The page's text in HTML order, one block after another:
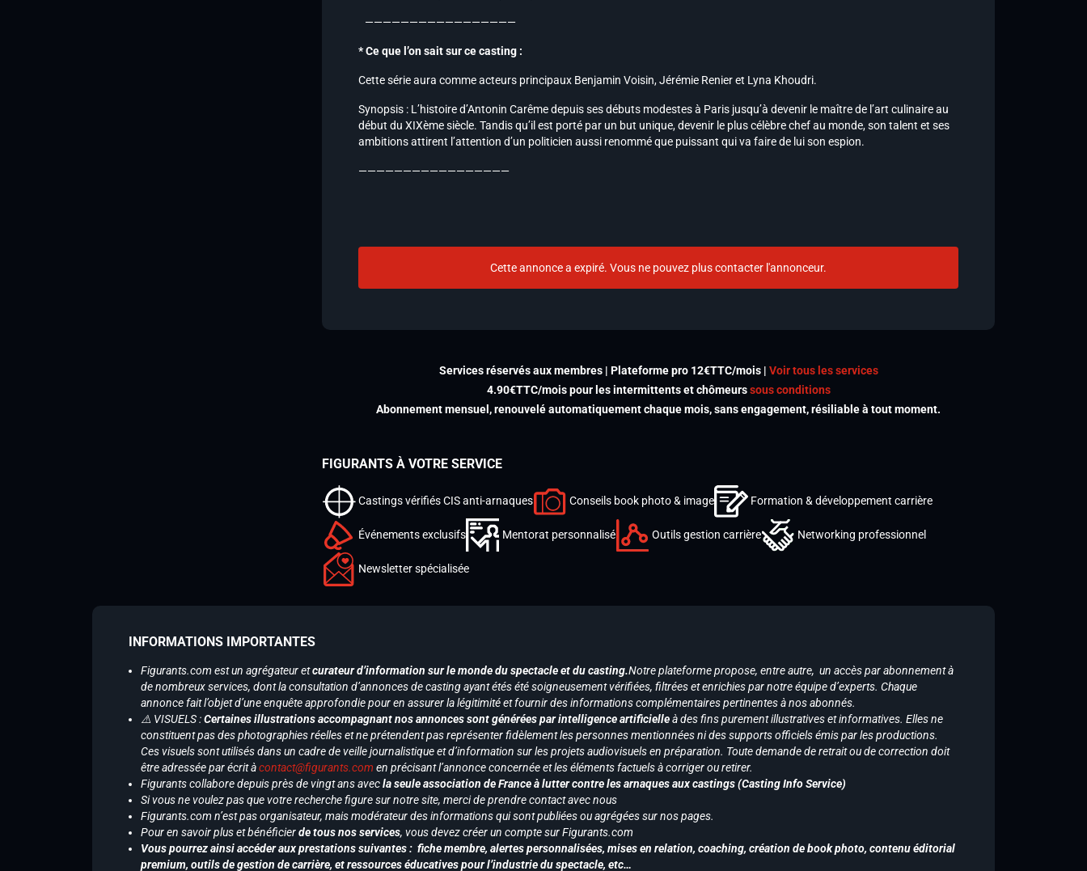
—————————————————
* Ce que l’on sait sur ce casting :
Cette série aura comme acteurs principaux Benjamin Voisin, Jérémie Renier et Lyna Khoudri.
Synopsis : L’histoire d’Antonin Carême depuis ses débuts modestes à Paris jusqu’à devenir le maître de l’art culinaire au
début du XIXème siècle. Tandis qu’il est porté par un but unique, devenir le plus célèbre chef au monde, son talent et ses
ambitions attirent l’attention d’un politicien aussi renommé que puissant qui va faire de lui son espion.
—————————————————
Cette annonce a expiré. Vous ne pouvez plus contacter l'annonceur.
Services réservés aux membres | Plateforme pro 12€TTC/mois | Voir tous les services
4.90€TTC/mois pour les intermittents et chômeurssous conditions
Abonnement mensuel, renouvelé automatiquement chaque mois, sans engagement, résiliable à tout moment.
FIGURANTS À VOTRE SERVICE
Castings vérifiés CIS anti-arnaques Conseils book photo & image Formation & développement carrière
Événements exclusifs Mentorat personnalisé Outils gestion carrière Networking professionnel
Newsletter spécialisée
INFORMATIONS IMPORTANTES
Figurants.com est un agrégateur etcurateur d’information sur le monde du spectacle et du casting.Notre plateforme propose, entre autre, un accès par abonnement à
de nombreux services, dont la consultation d’annonces de casting ayant étés été soigneusement vérifiées, filtrées et enrichies par notre équipe d’experts. Chaque
annonce fait l’objet d’une enquête approfondie pour en assurer la légitimité et fournir des informations complémentaires pertinentes à nos abonnés.
⚠️ VISUELS :Certaines illustrations accompagnant nos annonces sont générées par intelligence artificielleà des fins purement illustratives et informatives. Elles ne
constituent pas des photographies réelles et ne prétendent pas représenter fidèlement les personnes mentionnées ni des supports officiels émis par les productions.
Ces visuels sont utilisés dans un cadre de veille journalistique et d’information sur les projets audiovisuels en préparation. Toute demande de retrait ou de correction doit
être adressée par écrit àcontact@figurants.com en précisant l’annonce concernée et les éléments factuels à corriger ou retirer.
Figurants collabore depuis près de vingt ans avecla seule association de France à lutter contre les arnaques aux castings (Casting Info Service)
Si vous ne voulez pas que votre recherche figure sur notre site, merci de prendre contact avec nous
Figurants.com n’est pas organisateur, mais modérateur des informations qui sont publiées ou agrégées sur nos pages.
Pour en savoir plus et bénéficierde tous nos services, vous devez créer un compte sur Figurants.com
Vous pourrez ainsi accéder aux prestations suivantes : fiche membre, alertes personnalisées, mises en relation, coaching, création de book photo, contenu éditorial
premium, outils de gestion de carrière, et ressources éducatives pour l’industrie du spectacle, etc…